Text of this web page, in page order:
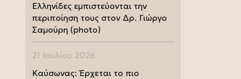
Ελληνίδες εμπιστεύονται την
περιποίηση τους στον Δρ. Γιώργο
Σαμούρη (photo)
21 Ιουλίου 2026
Καύσωνας: Έρχεται το πιο